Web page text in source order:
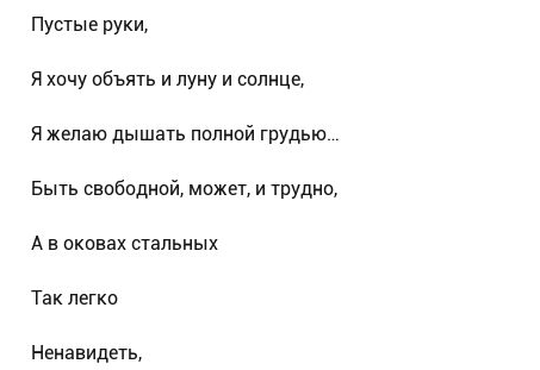
Пустые руки,
Я хочу объять и луну и солнце,
Я желаю дышать полной грудью…
Быть свободной, может, и трудно,
А в оковах стальных
Так легко
Ненавидеть,